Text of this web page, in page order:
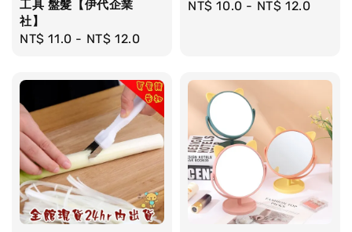
工具 盤髮【伊代企業
社】
Regular
NT$ 11.0 - NT$ 12.0
Regular
NT$ 10.0 - NT$ 12.0